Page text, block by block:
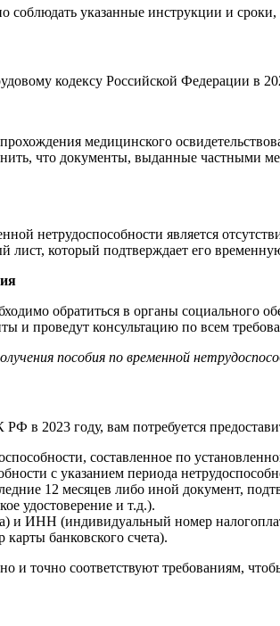
указанные инструкции и
кодексу Российской Федерации в
медицинского
что документы, выданные
нетрудоспособности является
который подтверждает его
обратиться в органы
и проведут консультацию по всем
пособия по временной
в 2023 году, вам потребуется
составленное по
с указанием периода
12 месяцев либо иной документ,
удостоверение и т.д.).
и ИНН (индивидуальный номер
банковского счета).
и точно соответствуют требованиям,